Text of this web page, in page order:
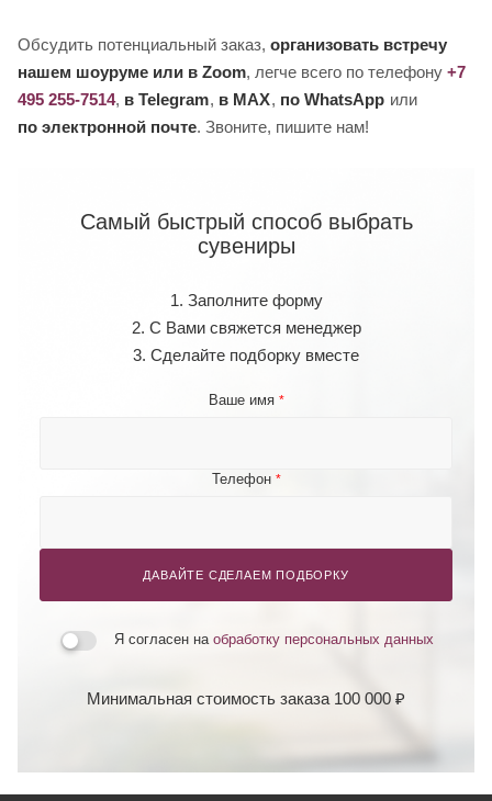
Обсудить потенциальный заказ, организовать встречу
нашем шоуруме или в Zoom, легче всего по телефону +7
495 255-7514, в Telegram, в MAX, по WhatsApp или
по электронной почте. Звоните, пишите нам!
Самый быстрый способ выбрать
сувениры
1. Заполните форму
2. С Вами свяжется менеджер
3. Сделайте подборку вместе
Ваше имя *
Телефон *
ДАВАЙТЕ СДЕЛАЕМ ПОДБОРКУ
Я согласен на обработку персональных данных
Минимальная стоимость заказа 100 000 ₽